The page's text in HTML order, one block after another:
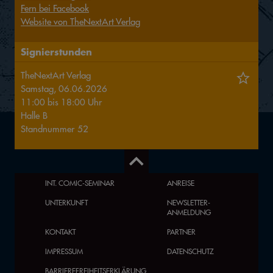
Fern bei Facebook
Website von TheNextArt Verlag
Signierstunden
TheNextArt Verlag
Samstag, 06.06.2026
11:00 bis 18:00 Uhr
Halle B
Standnummer 52
INT. COMIC-SEMINAR
ANREISE
UNTERKUNFT
NEWSLETTER-
ANMELDUNG
KONTAKT
PARTNER
IMPRESSUM
DATENSCHUTZ
BARRIEREFREIHEITSERKLÄRUNG